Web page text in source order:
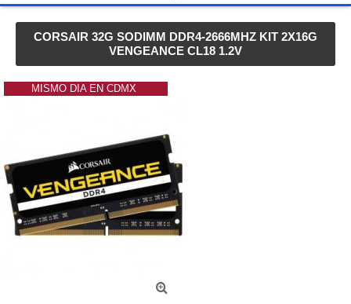
CORSAIR 32G SODIMM DDR4-2666MHZ KIT 2X16G
VENGEANCE CL18 1.2V
MISMO DIA EN CDMX